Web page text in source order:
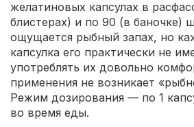
желатиновых капсулах в
блистерах) и по 90 (в баночке)
ощущается рыбный запах, но
капсулка его практически не
употреблять их довольно
применения не возникает
Режим дозирования — по 1
во время еды.